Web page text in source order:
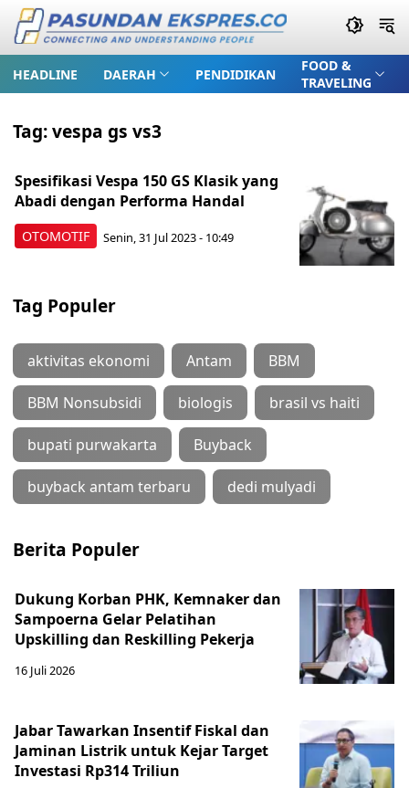
HEADLINE DAERAH PENDIDIKAN
FOOD &
TRAVELING
Tag:vespa gs vs3
OTOMOTIF
Spesifikasi Vespa 150 GS Klasik yang
Abadi dengan Performa Handal
Senin, 31 Jul 2023 - 10:49
Tag Populer
aktivitas ekonomi Antam BBM
BBM Nonsubsidi biologis brasil vs haiti
bupati purwakarta Buyback
buyback antam terbaru dedi mulyadi
Berita Populer
Dukung Korban PHK, Kemnaker dan
Sampoerna Gelar Pelatihan
Upskilling dan Reskilling Pekerja
16 Juli 2026
Jabar Tawarkan Insentif Fiskal dan
Jaminan Listrik untuk Kejar Target
Investasi Rp314 Triliun